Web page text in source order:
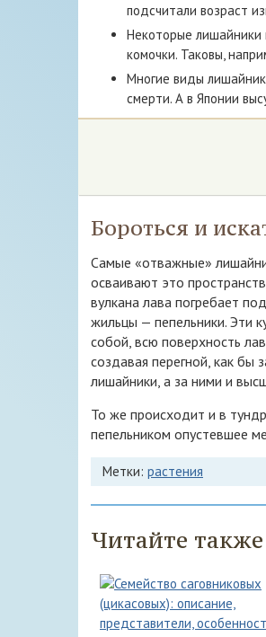
подсчитали возраст
Некоторые лишайники
комочки. Таковы,
Многие виды
смерти. А в Японии
Бороться и
Самые «отважные»
осваивают это
вулкана лава погребает
жильцы — пепельники. Эти
собой, всю поверхность
создавая перегной, как бы
лишайники, а за ними и
То же происходит и в
пепельником опустевшее
Метки: растения
Читайте также